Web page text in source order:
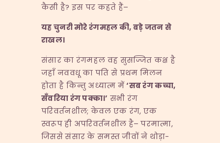
कैसी है? इस पर कहते हैं–
यह चुनरी मोरे रंगमहल की,बड़े जतन से
राखल।
संसार का रंगमहल वह सुसज्जित कक्ष है
जहाँ नववधू का पति से प्रथम मिलन
होता है किन्तु अध्यात्म में‘सब रंग कच्चा,
सँवरिया रंग पक्का।’ सभी रंग
परिवर्तनशील; केवल एक रंग, एक
स्वरूप ही अपरिवर्तनशील है– परमात्मा,
जिससे संसार के समस्त जीवों ने थोड़ा-